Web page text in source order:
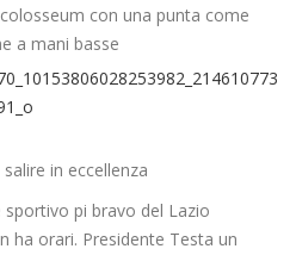
con una punta come
a mani basse
in eccellenza
pi bravo del Lazio
ha orari. Presidente Testa un